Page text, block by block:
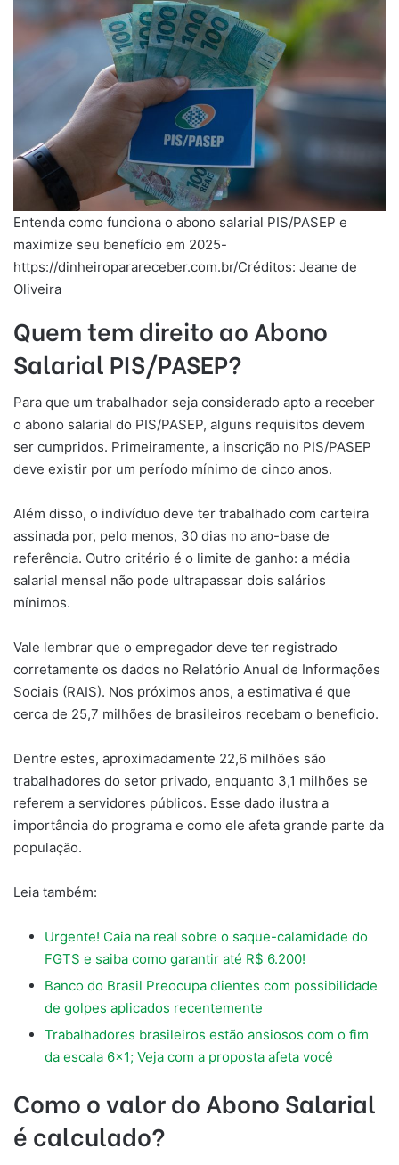
Entenda como funciona o abono salarial PIS/PASEP e
maximize seu benefício em 2025-
https://dinheiroparareceber.com.br/Créditos: Jeane de
Oliveira
Quem tem direito ao Abono
Salarial PIS/PASEP?
Para que um trabalhador seja considerado apto a receber
o abono salarial do PIS/PASEP, alguns requisitos devem
ser cumpridos. Primeiramente, a inscrição no PIS/PASEP
deve existir por um período mínimo de cinco anos.
Além disso, o indivíduo deve ter trabalhado com carteira
assinada por, pelo menos, 30 dias no ano-base de
referência. Outro critério é o limite de ganho: a média
salarial mensal não pode ultrapassar dois salários
mínimos.
Vale lembrar que o empregador deve ter registrado
corretamente os dados no Relatório Anual de Informações
Sociais (RAIS). Nos próximos anos, a estimativa é que
cerca de 25,7 milhões de brasileiros recebam o beneficio.
Dentre estes, aproximadamente 22,6 milhões são
trabalhadores do setor privado, enquanto 3,1 milhões se
referem a servidores públicos. Esse dado ilustra a
importância do programa e como ele afeta grande parte da
população.
Leia também:
Urgente! Caia na real sobre o saque-calamidade do
FGTS e saiba como garantir até R$ 6.200!
Banco do Brasil Preocupa clientes com possibilidade
de golpes aplicados recentemente
Trabalhadores brasileiros estão ansiosos com o fim
da escala 6×1; Veja com a proposta afeta você
Como o valor do Abono Salarial
é calculado?